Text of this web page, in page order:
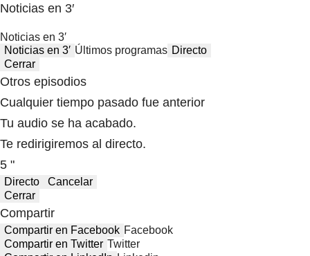
Noticias en 3′
Noticias en 3′
Noticias en 3′ Últimos programas Directo
Cerrar
Otros episodios
Cualquier tiempo pasado fue anterior
Tu audio se ha acabado.
Te redirigiremos al directo.
5 "
Directo
Cancelar
Cerrar
Compartir
Compartir en Facebook Facebook
Compartir en Twitter Twitter